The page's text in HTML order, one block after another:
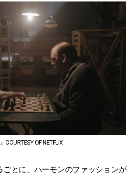
COURTESY OF NETFLIX
とに、ハーモンのファッションが